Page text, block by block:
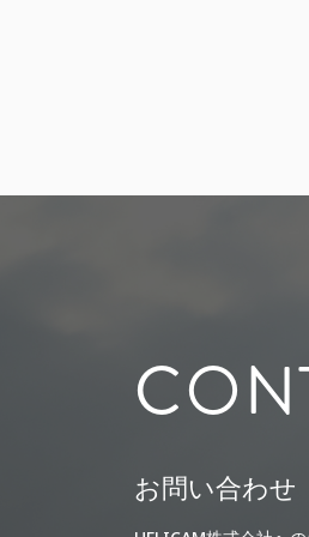
お問い合わせ